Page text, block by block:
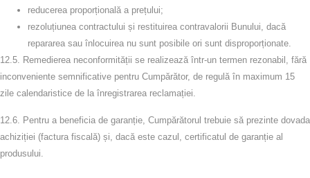
reducerea proporțională a prețului;
rezoluțiunea contractului și restituirea contravalorii Bunului, dacă
repararea sau înlocuirea nu sunt posibile ori sunt disproporționate.
12.5. Remedierea neconformității se realizează într-un termen rezonabil, fără
inconveniente semnificative pentru Cumpărător, de regulă în maximum 15
zile calendaristice de la înregistrarea reclamației.
12.6. Pentru a beneficia de garanție, Cumpărătorul trebuie să prezinte dovada
achiziției (factura fiscală) și, dacă este cazul, certificatul de garanție al
produsului.